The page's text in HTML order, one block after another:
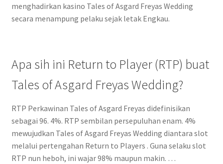
menghadirkan kasino Tales of Asgard Freyas Wedding
secara menampung pelaku sejak letak Engkau.
Apa sih ini Return to Player (RTP) buat
Tales of Asgard Freyas Wedding?
RTP Perkawinan Tales of Asgard Freyas didefinisikan
sebagai 96. 4%. RTP sembilan persepuluhan enam. 4%
mewujudkan Tales of Asgard Freyas Wedding diantara slot
melalui pertengahan Return to Players . Guna selaku slot
RTP nun heboh, ini wajar 98% maupun makin. …